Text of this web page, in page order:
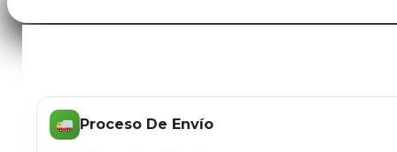
Proceso De Envío